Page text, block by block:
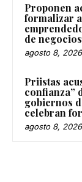
Proponen
formalizar a
de
agosto 8, 2026
Priistas
confianza”
gobiernos
celebran
agosto 8, 2026